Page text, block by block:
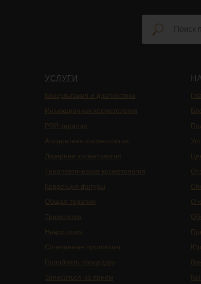
УСЛУГИ
Консультация и диагностика
Инъекционная косметология
PRP-терапия
Аппаратная косметология
Лазерная косметология
Терапевтическая косметология
Коррекция фигуры
Общая терапия
Трихология
Неврология
Сочетанные протоколы
Подобрать процедуру
Записаться на приём
О